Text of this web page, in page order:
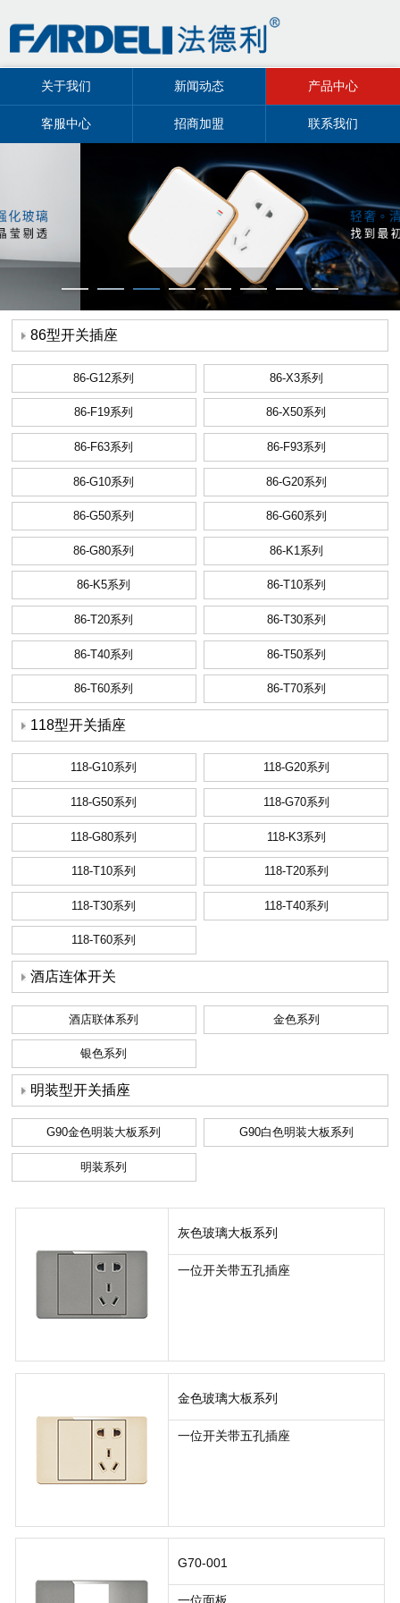
关于我们 新闻动态 产品中心
客服中心 招商加盟 联系我们
86型开关插座
86-G12系列 86-X3系列
86-F19系列 86-X50系列
86-F63系列 86-F93系列
86-G10系列 86-G20系列
86-G50系列 86-G60系列
86-G80系列 86-K1系列
86-K5系列 86-T10系列
86-T20系列 86-T30系列
86-T40系列 86-T50系列
86-T60系列 86-T70系列
118型开关插座
118-G10系列 118-G20系列
118-G50系列 118-G70系列
118-G80系列 118-K3系列
118-T10系列 118-T20系列
118-T30系列 118-T40系列
118-T60系列
酒店连体开关
酒店联体系列 金色系列
银色系列
明装型开关插座
G90金色明装大板系列 G90白色明装大板系列
明装系列
灰色玻璃大板系列
一位开关带五孔插座
金色玻璃大板系列
一位开关带五孔插座
G70-001